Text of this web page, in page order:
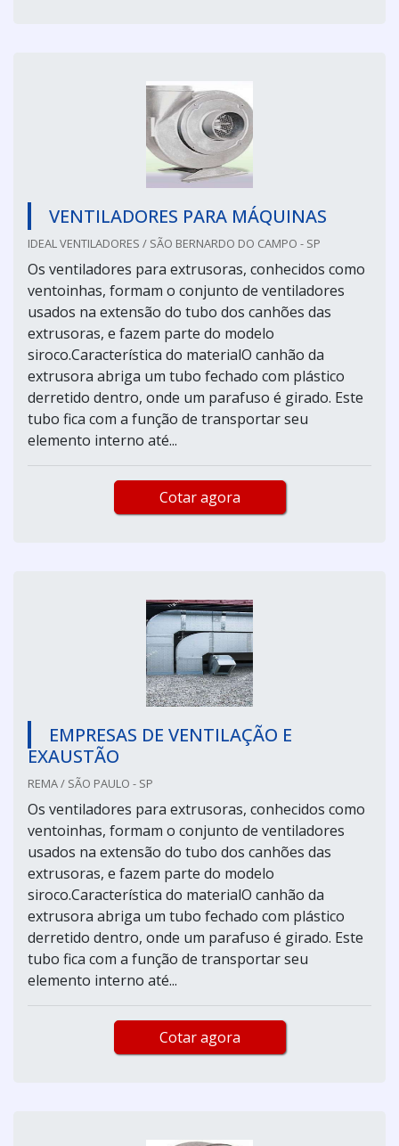
VENTILADORES PARA MÁQUINAS
IDEAL VENTILADORES / SÃO BERNARDO DO CAMPO - SP
Os ventiladores para extrusoras, conhecidos como
ventoinhas, formam o conjunto de ventiladores
usados na extensão do tubo dos canhões das
extrusoras, e fazem parte do modelo
siroco.Característica do materialO canhão da
extrusora abriga um tubo fechado com plástico
derretido dentro, onde um parafuso é girado. Este
tubo fica com a função de transportar seu
elemento interno até...
Cotar agora
EMPRESAS DE VENTILAÇÃO E
EXAUSTÃO
REMA / SÃO PAULO - SP
Os ventiladores para extrusoras, conhecidos como
ventoinhas, formam o conjunto de ventiladores
usados na extensão do tubo dos canhões das
extrusoras, e fazem parte do modelo
siroco.Característica do materialO canhão da
extrusora abriga um tubo fechado com plástico
derretido dentro, onde um parafuso é girado. Este
tubo fica com a função de transportar seu
elemento interno até...
Cotar agora